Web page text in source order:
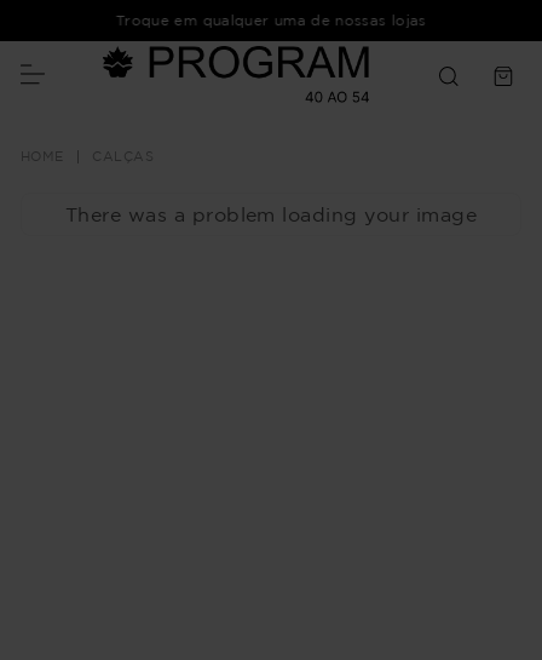
Troque em qualquer uma de nossas lojas
CALÇAS
There was a problem loading your image